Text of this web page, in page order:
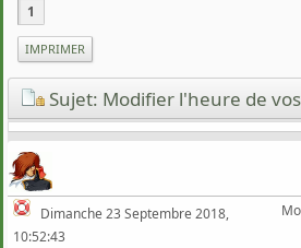
1
IMPRIMER
Sujet: Modifier l'heure de
Dimanche 23 Septembre 2018,
10:52:43